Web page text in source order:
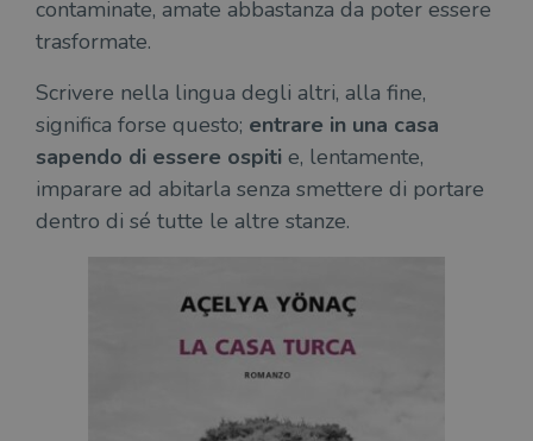
contaminate, amate abbastanza da poter essere
trasformate.
Scrivere nella lingua degli altri, alla fine,
significa forse questo; entrare in una casa
sapendo di essere ospiti e, lentamente,
imparare ad abitarla senza smettere di portare
dentro di sé tutte le altre stanze.